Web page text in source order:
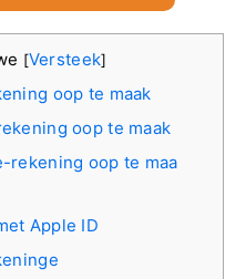
[Versteek]
oop te maak
oop te maak
rekening oop te maa
Apple ID